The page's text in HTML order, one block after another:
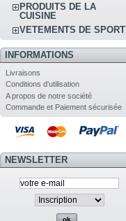
PRODUITS DE LA
CUISINE
VETEMENTS DE SPORT
INFORMATIONS
Livraisons
Conditions d'utilisation
A propos de notre société
Commande et Paiement sécurisée
NEWSLETTER